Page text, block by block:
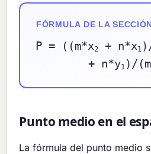
FÓRMULA DE LA
P = ((m*x2 + n*x1
+ n*y1 )/
Punto medio en el
La fórmula del punto medio